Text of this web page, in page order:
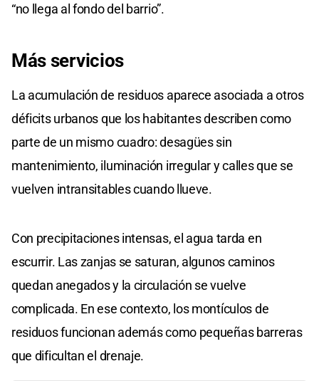
“no llega al fondo del barrio”.
Más servicios
La acumulación de residuos aparece asociada a otros
déficits urbanos que los habitantes describen como
parte de un mismo cuadro: desagües sin
mantenimiento, iluminación irregular y calles que se
vuelven intransitables cuando llueve.
Con precipitaciones intensas, el agua tarda en
escurrir. Las zanjas se saturan, algunos caminos
quedan anegados y la circulación se vuelve
complicada. En ese contexto, los montículos de
residuos funcionan además como pequeñas barreras
que dificultan el drenaje.